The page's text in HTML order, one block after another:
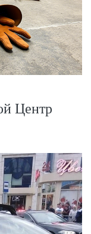
Центр